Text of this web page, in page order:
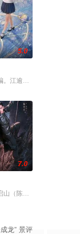
旋在年前的她被他从死人堆
顾炎带自己用程序员身
5.0
。江逾白长大以后，林知
，却渴望寻求强国之路
货币。根据党中央指示
7.0
山（陈伟霆 饰）与吴老
龙” 景评